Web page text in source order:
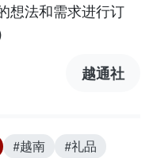
想法和需求进行订
越通社
#越南 #礼品